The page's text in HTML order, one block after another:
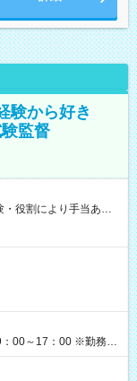
験から好き
監督
い）オプションあ
どで給与の一部を受け
1時間） 時給1,300円
割により時給＋100
休憩なし） 時給1,300
交通費 【試用期
：00～17：00 ※勤務時